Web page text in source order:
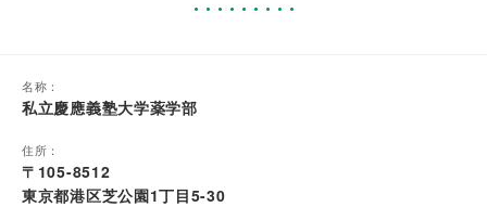
名称：
私立慶應義塾大学薬学部
住所：
〒105-8512
東京都港区芝公園1丁目5-30